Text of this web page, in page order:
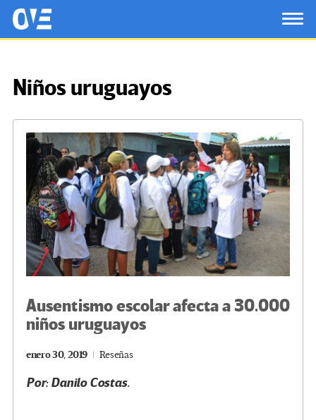
Saltar al contenido principal
OtrasVocesenEducacion.org
Niños uruguayos
Ausentismo escolar afecta a 30.000
niños uruguayos
enero 30, 2019 Reseñas
Por: Danilo Costas.